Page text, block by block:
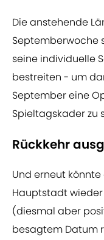
Die anstehende
Septemberwoche
seine individuelle
bestreiten - um
September eine
Spieltagskader zu
Rückkehr
Und erneut
Hauptstadt
(diesmal aber
besagtem Datum